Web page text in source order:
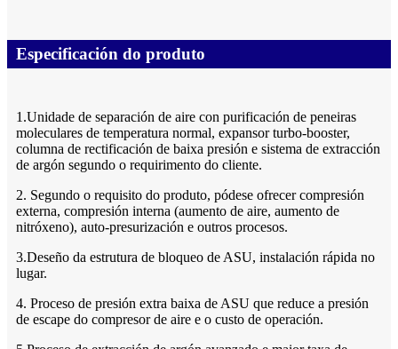
Especificación do produto
1.Unidade de separación de aire con purificación de peneiras
moleculares de temperatura normal, expansor turbo-booster,
columna de rectificación de baixa presión e sistema de extracción
de argón segundo o requirimento do cliente.
2. Segundo o requisito do produto, pódese ofrecer compresión
externa, compresión interna (aumento de aire, aumento de
nitróxeno), auto-presurización e outros procesos.
3.Deseño da estrutura de bloqueo de ASU, instalación rápida no
lugar.
4. Proceso de presión extra baixa de ASU que reduce a presión
de escape do compresor de aire e o custo de operación.